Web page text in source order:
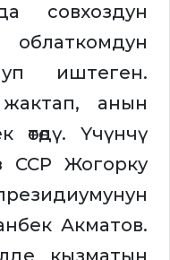
совхоздун
иштеген.
анын
өтөдү. Үчүнчү
ССР Жогорку
Акматов.